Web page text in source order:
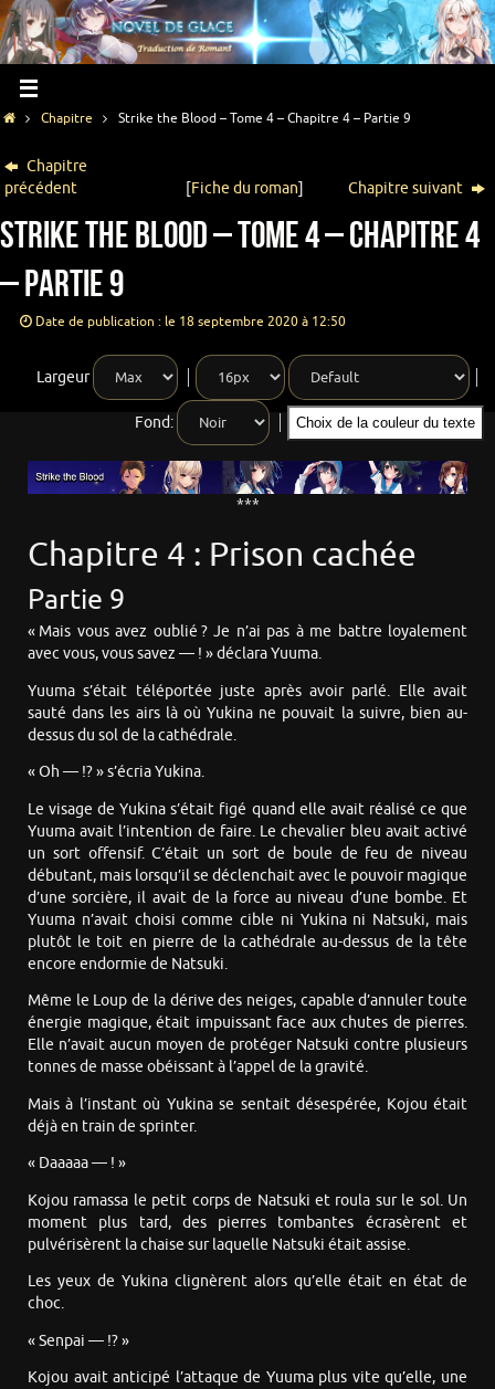
Chapitre Strike the Blood – Tome 4 – Chapitre 4 – Partie 9
Chapitre
précédent
[Fiche du roman] Chapitre suivant
Strike the Blood – Tome 4 – Chapitre 4
– Partie 9
Date de publication : le 18 septembre 2020 à 12:50
Largeur
Fond: Choix de la couleur du texte
***
Chapitre 4 : Prison cachée
Partie 9
« Mais vous avez oublié ? Je n’ai pas à me battre loyalement
avec vous, vous savez — ! » déclara Yuuma.
Yuuma s’était téléportée juste après avoir parlé. Elle avait
sauté dans les airs là où Yukina ne pouvait la suivre, bien au-
dessus du sol de la cathédrale.
« Oh — !? » s’écria Yukina.
Le visage de Yukina s’était figé quand elle avait réalisé ce que
Yuuma avait l’intention de faire. Le chevalier bleu avait activé
un sort offensif. C’était un sort de boule de feu de niveau
débutant, mais lorsqu’il se déclenchait avec le pouvoir magique
d’une sorcière, il avait de la force au niveau d’une bombe. Et
Yuuma n’avait choisi comme cible ni Yukina ni Natsuki, mais
plutôt le toit en pierre de la cathédrale au-dessus de la tête
encore endormie de Natsuki.
Même le Loup de la dérive des neiges, capable d’annuler toute
énergie magique, était impuissant face aux chutes de pierres.
Elle n’avait aucun moyen de protéger Natsuki contre plusieurs
tonnes de masse obéissant à l’appel de la gravité.
Mais à l’instant où Yukina se sentait désespérée, Kojou était
déjà en train de sprinter.
« Daaaaa — ! »
Kojou ramassa le petit corps de Natsuki et roula sur le sol. Un
moment plus tard, des pierres tombantes écrasèrent et
pulvérisèrent la chaise sur laquelle Natsuki était assise.
Les yeux de Yukina clignèrent alors qu’elle était en état de
choc.
« Senpai — !? »
Kojou avait anticipé l’attaque de Yuuma plus vite qu’elle, une